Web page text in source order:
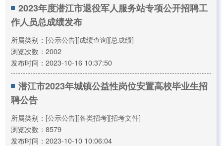
2023年度潜江市退役军人服务站专项公开招聘工
作人员总成绩发布
所属类别： [公示公告][成绩查询][总成绩]
浏览次数：2002
发布时间：2023-10-16 10:37:50
潜江市2023年城镇公益性岗位安置高校毕业生招
聘公告
所属类别： [公示公告][各类招考][招考文件]
浏览次数：8579
发布时间：2023-10-10 10:06:04